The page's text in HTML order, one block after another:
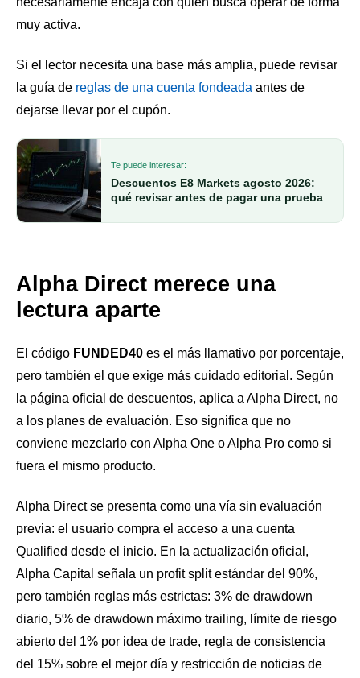
muy activa.
Si el lector necesita una base más amplia, puede revisar
la guía de reglas de una cuenta fondeada antes de
dejarse llevar por el cupón.
Te puede interesar:
Descuentos E8 Markets agosto 2026:
qué revisar antes de pagar una prueba
Alpha Direct merece una
lectura aparte
El código FUNDED40 es el más llamativo por porcentaje,
pero también el que exige más cuidado editorial. Según
la página oficial de descuentos, aplica a Alpha Direct, no
a los planes de evaluación. Eso significa que no
conviene mezclarlo con Alpha One o Alpha Pro como si
fuera el mismo producto.
Alpha Direct se presenta como una vía sin evaluación
previa: el usuario compra el acceso a una cuenta
Qualified desde el inicio. En la actualización oficial,
Alpha Capital señala un profit split estándar del 90%,
pero también reglas más estrictas: 3% de drawdown
diario, 5% de drawdown máximo trailing, límite de riesgo
abierto del 1% por idea de trade, regla de consistencia
del 15% sobre el mejor día y restricción de noticias de